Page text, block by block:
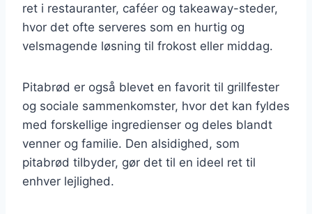
ret i restauranter, caféer og takeaway-steder,
hvor det ofte serveres som en hurtig og
velsmagende løsning til frokost eller middag.
Pitabrød er også blevet en favorit til grillfester
og sociale sammenkomster, hvor det kan fyldes
med forskellige ingredienser og deles blandt
venner og familie. Den alsidighed, som
pitabrød tilbyder, gør det til en ideel ret til
enhver lejlighed.